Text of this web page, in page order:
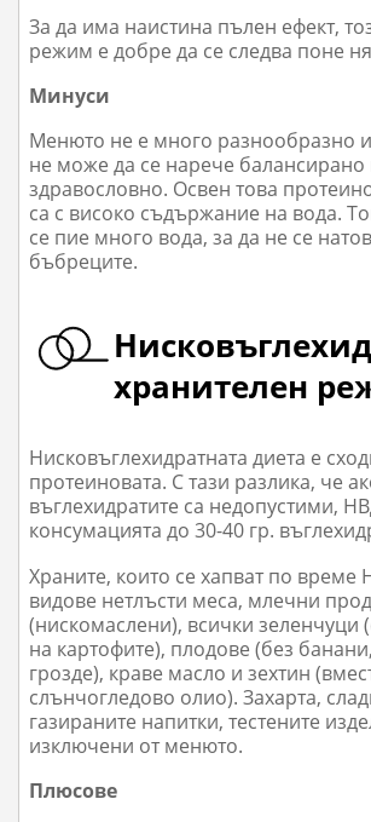
За да има наистина пълен ефект,
режим е добре да се следва поне
Минуси
Менюто не е много разнообразно
не може да се нарече балансирано
здравословно. Освен това
са с високо съдържание на вода.
се пие много вода, за да не се
бъбреците.
хранителен
Нисковъглехидратната диета е
протеиновата. С тази разлика, че
въглехидратите са недопустими,
консумацията до 30-40 гр.
Храните, които се хапват по време
видове нетлъсти меса, млечни
(нискомаслени), всички зеленчуци
на картофите), плодове (без
грозде), краве масло и зехтин
слънчогледово олио). Захарта,
газираните напитки, тестените
изключени от менюто.
Плюсове